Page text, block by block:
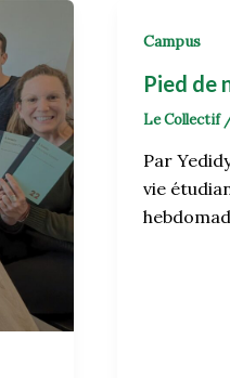
Campus
Pied de
Le Collectif
Par
vie